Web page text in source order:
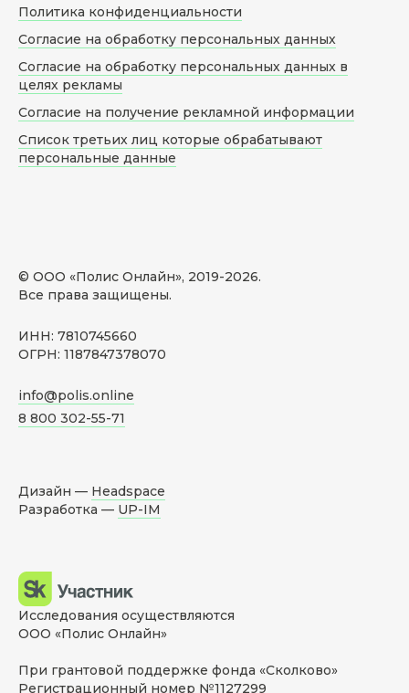
© ООО «Полис Онлайн», 2019-2026.
Все права защищены.
ИНН: 7810745660
ОГРН: 1187847378070
info@polis.online
8 800 302-55-71
Политика конфиденциальности
Согласие на обработку персональных данных
Согласие на обработку персональных данных в
целях рекламы
Согласие на получение рекламной информации
Список третьих лиц которые обрабатывают
персональные данные
Дизайн — Headspace
Разработка — UP-IM
Исследования осуществляются
ООО «Полис Онлайн»
При грантовой поддержке фонда «Сколково»
Регистрационный номер №1127299